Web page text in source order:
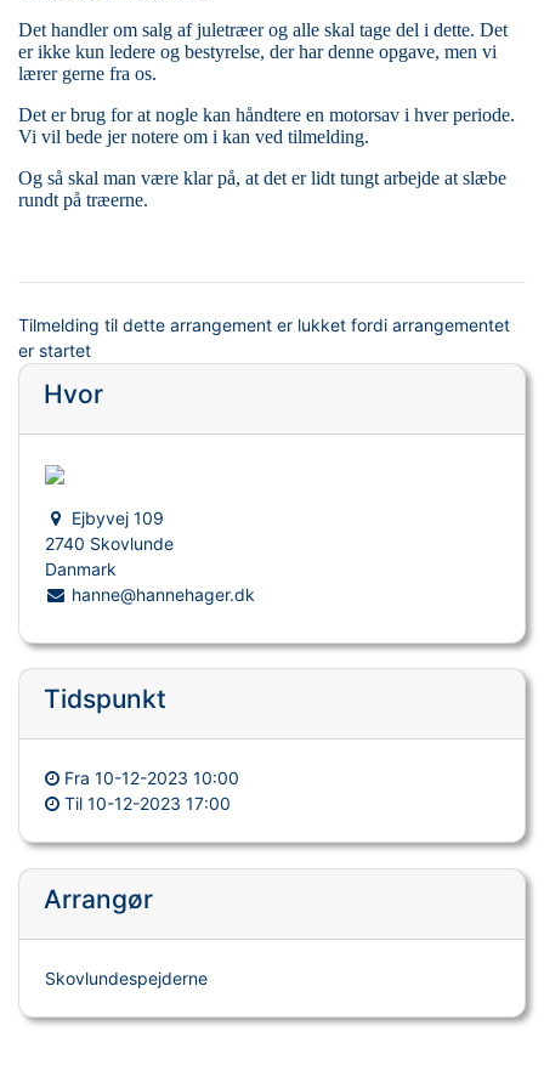
Det handler om salg af juletræer og alle skal tage del i dette. Det
er ikke kun ledere og bestyrelse, der har denne opgave, men vi
lærer gerne fra os.
Det er brug for at nogle kan håndtere en motorsav i hver periode.
Vi vil bede jer notere om i kan ved tilmelding.
Og så skal man være klar på, at det er lidt tungt arbejde at slæbe
rundt på træerne.
Tilmelding til dette arrangement er lukket fordi arrangementet
er startet
Hvor
Ejbyvej 109
2740 Skovlunde
Danmark
hanne@hannehager.dk
Tidspunkt
Fra 10-12-2023 10:00
Til 10-12-2023 17:00
Arrangør
Skovlundespejderne